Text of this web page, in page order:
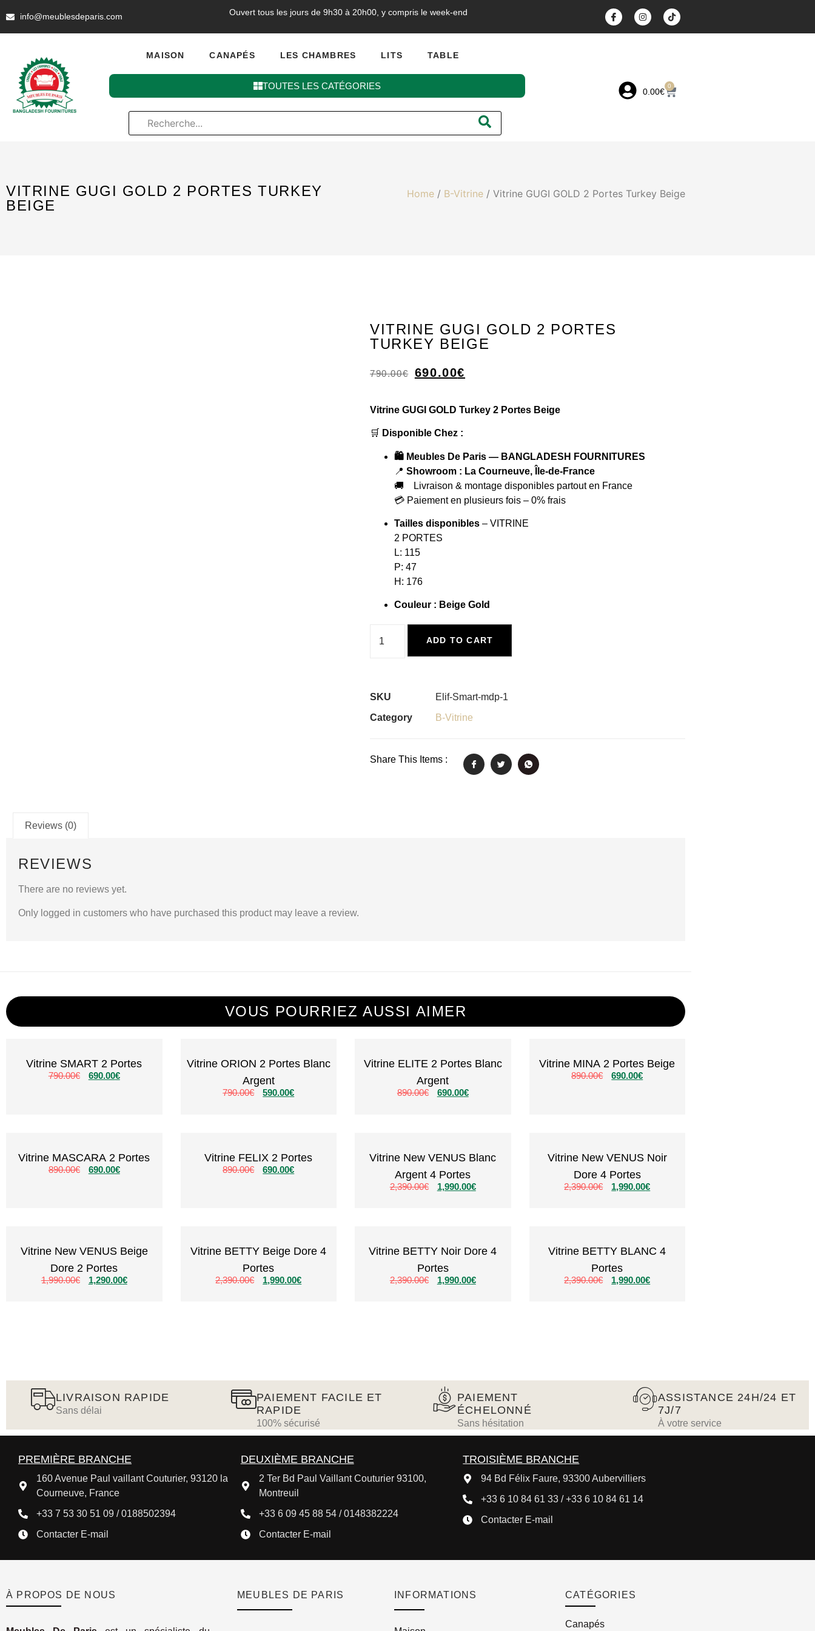
info@meublesdeparis.com Ouvert tous les jours de 9h30 à 20h00, y compris le week-end
MAISON CANAPÉS LES CHAMBRES LITS TABLE
TOUTES LES CATÉGORIES
0.00€
0
VITRINE GUGI GOLD 2 PORTES TURKEY
BEIGE
Home / B-Vitrine / Vitrine GUGI GOLD 2 Portes Turkey Beige
VITRINE GUGI GOLD 2 PORTES
TURKEY BEIGE
790.00€ 690.00€
Vitrine GUGI GOLD Turkey 2 Portes Beige
🛒 Disponible Chez :
🛍️ Meubles De Paris — BANGLADESH FOURNITURES
📍 Showroom : La Courneuve, Île-de-France
🚚 Livraison & montage disponibles partout en France
💳 Paiement en plusieurs fois – 0% frais
Tailles disponibles – VITRINE
2 PORTES
L: 115
P: 47
H: 176
Couleur : Beige Gold
ADD TO CART
SKU
Elif-Smart-mdp-1
Category
B-Vitrine
Share This Items :
Reviews (0)
REVIEWS
There are no reviews yet.
Only logged in customers who have purchased this product may leave a review.
VOUS POURRIEZ AUSSI AIMER
Vitrine SMART 2 Portes
790.00€ 690.00€
Vitrine ORION 2 Portes Blanc
Argent
790.00€ 590.00€
Vitrine ELITE 2 Portes Blanc
Argent
890.00€ 690.00€
Vitrine MINA 2 Portes Beige
890.00€ 690.00€
Vitrine MASCARA 2 Portes
890.00€ 690.00€
Vitrine FELIX 2 Portes
890.00€ 690.00€
Vitrine New VENUS Blanc
Argent 4 Portes
2,390.00€ 1,990.00€
Vitrine New VENUS Noir
Dore 4 Portes
2,390.00€ 1,990.00€
Vitrine New VENUS Beige
Dore 2 Portes
1,990.00€ 1,290.00€
Vitrine BETTY Beige Dore 4
Portes
2,390.00€ 1,990.00€
Vitrine BETTY Noir Dore 4
Portes
2,390.00€ 1,990.00€
Vitrine BETTY BLANC 4
Portes
2,390.00€ 1,990.00€
LIVRAISON RAPIDE
Sans délai
PAIEMENT FACILE ET
RAPIDE
100% sécurisé
PAIEMENT
ÉCHELONNÉ
Sans hésitation
ASSISTANCE 24H/24 ET
7J/7
À votre service
PREMIÈRE BRANCHE
160 Avenue Paul vaillant Couturier, 93120 la
Courneuve, France
+33 7 53 30 51 09 / 0188502394
Contacter E-mail
DEUXIÈME BRANCHE
2 Ter Bd Paul Vaillant Couturier 93100,
Montreuil
+33 6 09 45 88 54 / 0148382224
Contacter E-mail
TROISIÈME BRANCHE
94 Bd Félix Faure, 93300 Aubervilliers
+33 6 10 84 61 33 / +33 6 10 84 61 14
Contacter E-mail
À PROPOS DE NOUS MEUBLES DE PARIS INFORMATIONS CATÉGORIES
Canapés